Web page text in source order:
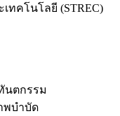
ทคโนโลยี (STREC)
นตกรรม
พบำบัด